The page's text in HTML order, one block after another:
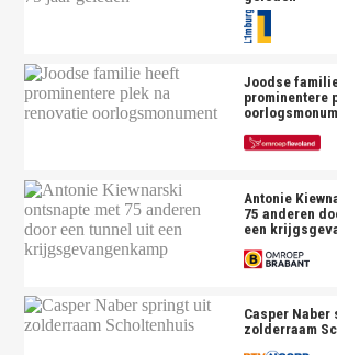
Joodse
prominentere
Antonie
75 anderen
een
Casper
zolderraam